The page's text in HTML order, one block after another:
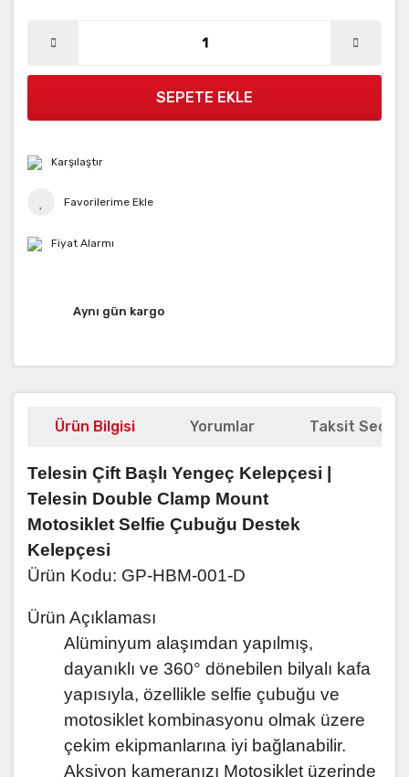
SEPETE EKLE
Karşılaştır
Fiyat Alarmı
Aynı gün kargo
Ürün Bilgisi Yorumlar Taksit
Telesin Çift Başlı Yengeç Kelepçesi |
Telesin Double Clamp Mount
Motosiklet Selfie Çubuğu Destek
Kelepçesi
Ürün Kodu: GP-HBM-001-D
Ürün Açıklaması
Alüminyum alaşımdan yapılmış,
dayanıklı ve 360° dönebilen bilyalı kafa
yapısıyla, özellikle selfie çubuğu ve
motosiklet kombinasyonu olmak üzere
çekim ekipmanlarına iyi bağlanabilir.
Aksiyon kameranızı Motosiklet üzerinde